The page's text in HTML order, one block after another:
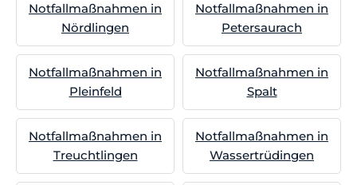
Notfallmaßnahmen in
Nördlingen
Notfallmaßnahmen in
Petersaurach
Notfallmaßnahmen in
Pleinfeld
Notfallmaßnahmen in
Spalt
Notfallmaßnahmen in
Treuchtlingen
Notfallmaßnahmen in
Wassertrüdingen